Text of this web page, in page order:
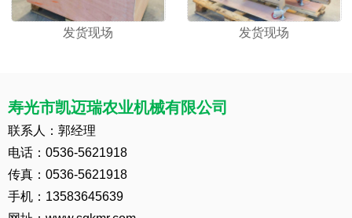
发货现场 发货现场
寿光市凯迈瑞农业机械有限公司
联系人：郭经理
电话：0536-5621918
传真：0536-5621918
手机：13583645639